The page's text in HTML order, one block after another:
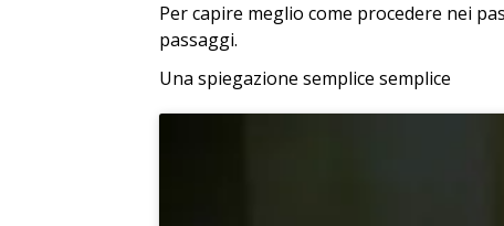
Per capire meglio come procedere nei
passaggi.
Una spiegazione semplice semplice